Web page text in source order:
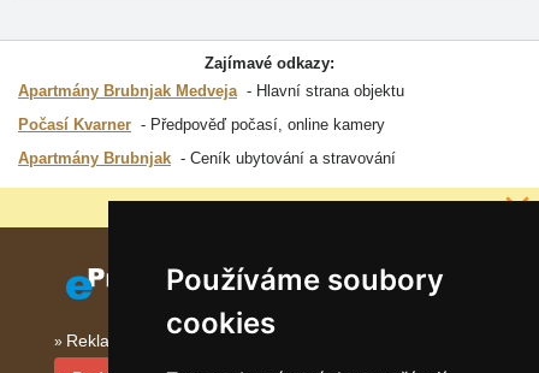
Používáme soubory
cookies
Zajímavé odkazy:
Apartmány Brubnjak Medveja
Hlavní strana objektu
Počasí Kvarner
Předpověď počasí, online kamery
Apartmány Brubnjak
Ceník ubytování a stravování
Reklama na tomto serveru